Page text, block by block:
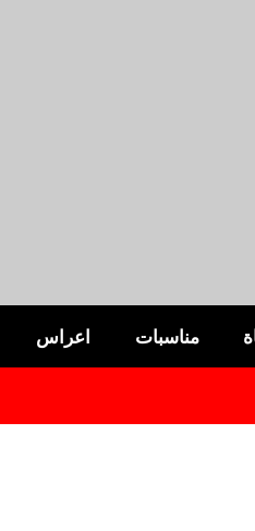
مناسبات اعراس